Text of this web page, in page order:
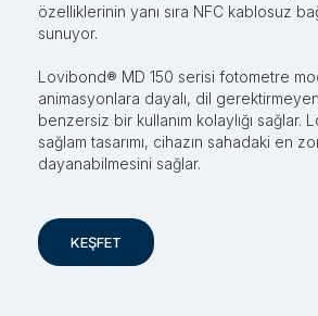
özelliklerinin yanı sıra NFC kablosuz
sunuyor.
Lovibond® MD 150 serisi fotometre
animasyonlara dayalı, dil
benzersiz bir kullanım kolaylığı sağlar.
sağlam tasarımı, cihazın sahadaki en
dayanabilmesini sağlar.
KEŞFET